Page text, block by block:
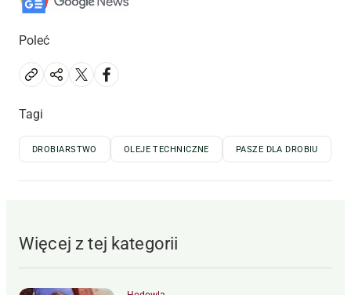
Poleć
Tagi
DROBIARSTWO OLEJE TECHNICZNE PASZE DLA DROBIU
Więcej z tej kategorii